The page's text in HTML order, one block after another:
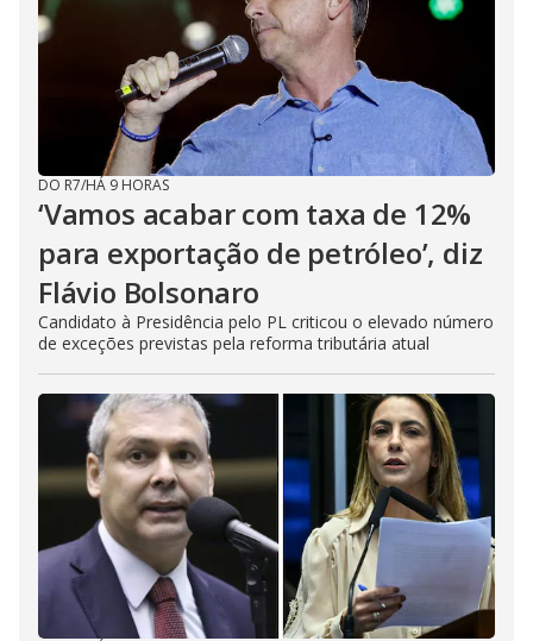
DO R7/HÁ 9 HORAS
‘Vamos acabar com taxa de 12%
para exportação de petróleo’, diz
Flávio Bolsonaro
Candidato à Presidência pelo PL criticou o elevado número
de exceções previstas pela reforma tributária atual